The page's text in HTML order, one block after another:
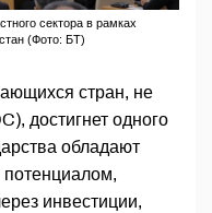
сектора в рамках
(Фото: БТ)
стран, не
достигнет одного
обладают
инвестиции,